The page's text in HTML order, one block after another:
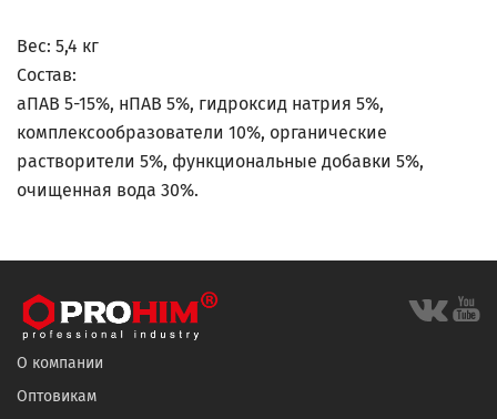
Вес: 5,4 кг
Состав:
аПАВ 5-15%, нПАВ 5%, гидроксид натрия 5%,
комплексообразователи 10%, органические
растворители 5%, функциональные добавки 5%,
очищенная вода 30%.
О компании
Оптовикам